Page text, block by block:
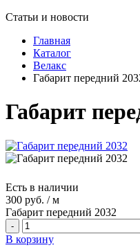
Статьи и новости
Главная
Каталог
Велакс
Габарит передний
Габарит
Есть в наличии
300 руб. / м
Габарит передний 2032
-
В корзину